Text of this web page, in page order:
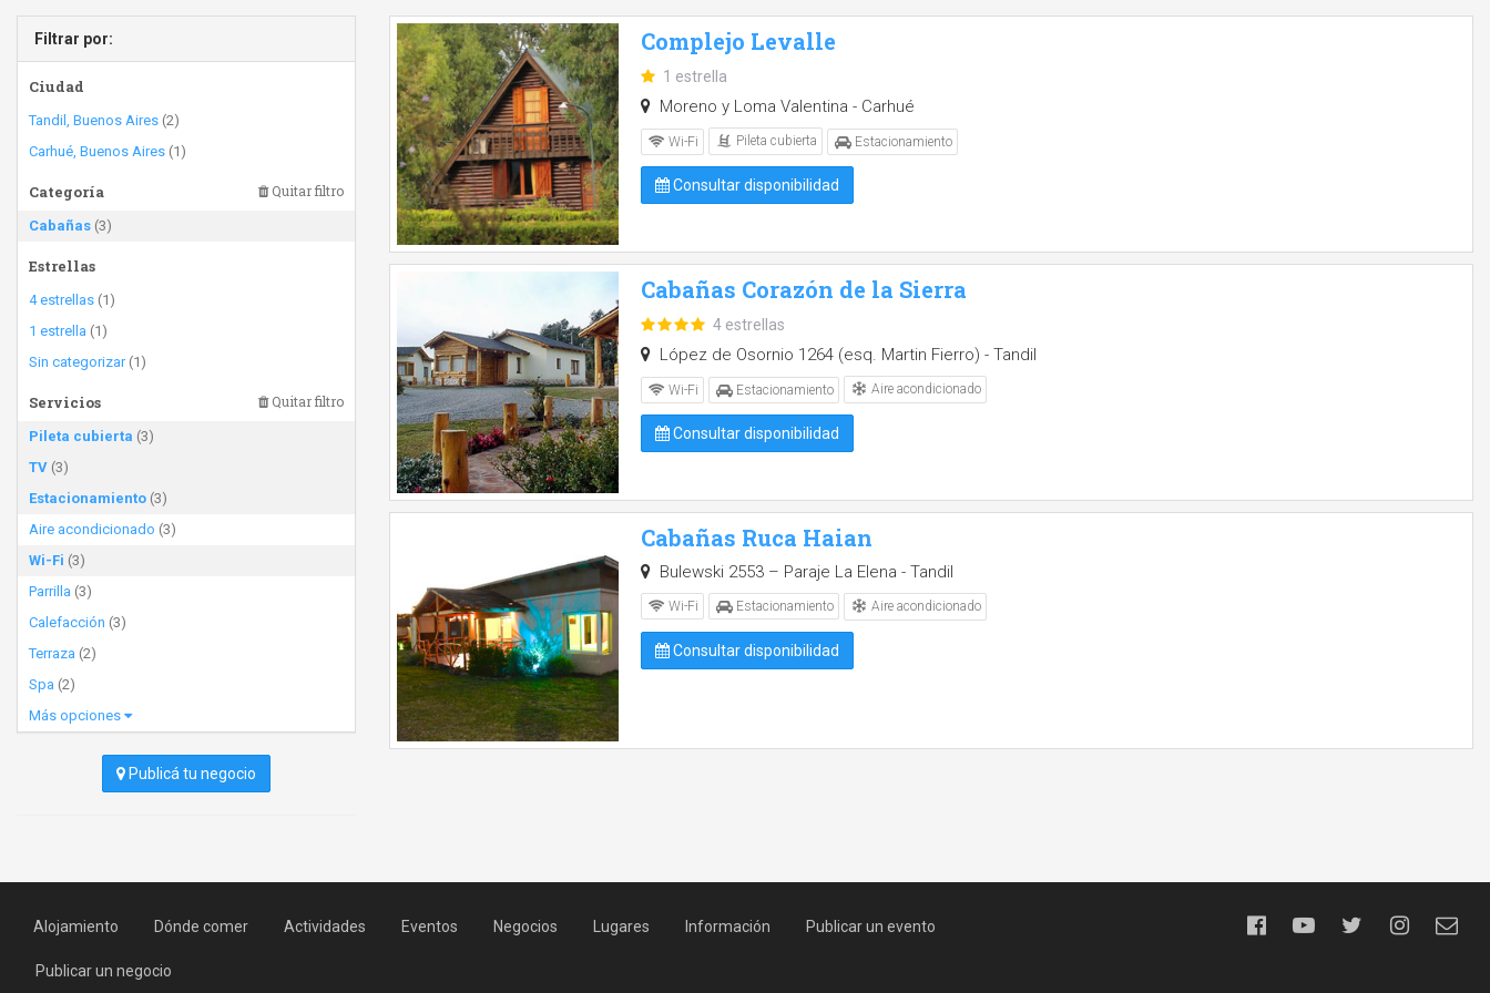
Filtrar por:
Ciudad
Tandil, Buenos Aires (2)
Carhué, Buenos Aires (1)
Categoría Quitar filtro
Cabañas (3)
Estrellas
4 estrellas (1)
1 estrella (1)
Sin categorizar(1)
Servicios Quitar filtro
Pileta cubierta (3)
TV (3)
Estacionamiento (3)
Aire acondicionado (3)
Wi-Fi (3)
Parrilla (3)
Calefacción (3)
Terraza (2)
Spa (2)
Más opciones
Publicá tu negocio
Complejo Levalle
1 estrella
Moreno y Loma Valentina - Carhué
Wi-Fi Pileta cubierta Estacionamiento
Consultar disponibilidad
Cabañas Corazón de la Sierra
4 estrellas
López de Osornio 1264 (esq. Martin Fierro) - Tandil
Wi-Fi Estacionamiento Aire acondicionado
Consultar disponibilidad
Cabañas Ruca Haian
Bulewski 2553 – Paraje La Elena - Tandil
Wi-Fi Estacionamiento Aire acondicionado
Consultar disponibilidad
Alojamiento Dónde comer Actividades Eventos Negocios Lugares Información Publicar un evento
Publicar un negocio